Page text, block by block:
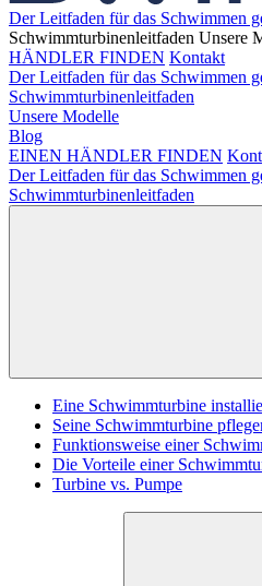
Der Leitfaden für das Schwimmen
Schwimmturbinenleitfaden Unsere
HÄNDLER FINDEN Kontakt
Der Leitfaden für das Schwimmen
Schwimmturbinenleitfaden
Unsere Modelle
Blog
EINEN HÄNDLER FINDEN
Der Leitfaden für das Schwimmen
Schwimmturbinenleitfaden
Eine Schwimmturbine
Seine Schwimmturbine
Funktionsweise einer
Die Vorteile einer
Turbine vs. Pumpe